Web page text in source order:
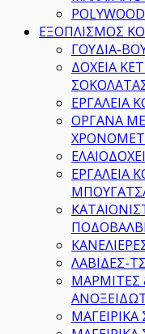
ΕΞΟΠΛΙΣΜΟΣ
ΓΟΥΔΙΑ-
ΔΟΧΕΙΑ
ΕΡΓΑΛΕΙΑ
ΟΡΓΑΝΑ
ΕΡΓΑΛΕΙΑ
ΛΑΒΙΔΕΣ-
ΜΑΡΜΙΤΕΣ